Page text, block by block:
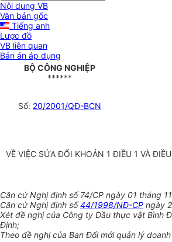
Nội dung VB
Văn bản gốc
Tiếng anh
Lược đồ
VB liên quan
Bản án áp dụng
BỘ CÔNG NGHIỆP
******
Số: 20/2001/QĐ-BCN
VỀ VIỆC SỬA ĐỔI KHOẢN 1 ĐIỀU 1 VÀ
Căn cứ Nghị định số 74/CP ngày 01 tháng
Căn cứ Nghị định số44/1998/NĐ-CP ngày
Xét đề nghị của Công ty Dầu thực vật Bình
Định;
Theo đề nghị của Ban Đổi mới quản lý